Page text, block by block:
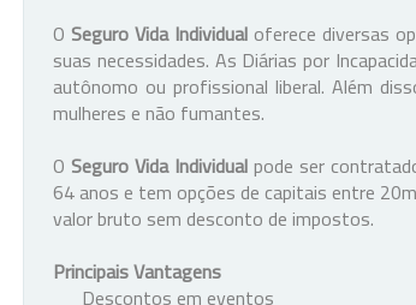
O Seguro Vida Individual oferece diversas
suas necessidades. As Diárias por
autônomo ou profissional liberal. Além
mulheres e não fumantes.
O Seguro Vida Individualpode ser
64 anos e tem opções de capitais entre
valor bruto sem desconto de impostos.
Principais Vantagens
Descontos em eventos